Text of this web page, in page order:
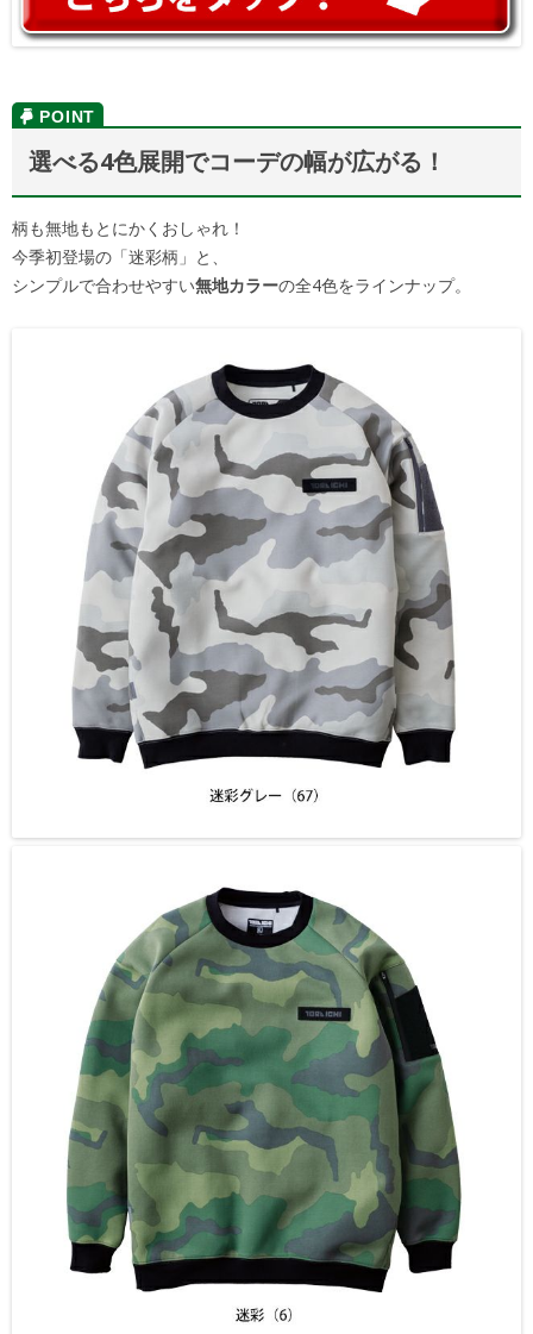
選べる4色展開でコーデの幅が広がる！
柄も無地もとにかくおしゃれ！
今季初登場の「迷彩柄」と、
シンプルで合わせやすい無地カラーの全4色をラインナップ。